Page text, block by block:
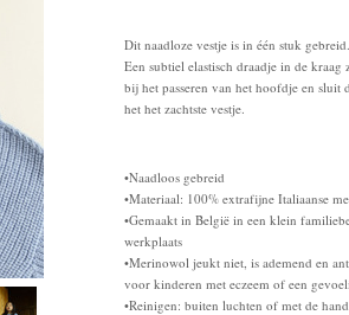
Dit naadloze vestje is in één stuk
Een subtiel elastisch draadje in de
bij het passeren van het hoofdje en sluit
het het zachtste vestje.
•Naadloos gebreid
•Materiaal: 100% extrafijne Italiaanse
•Gemaakt in België in een klein
werkplaats
•Merinowol jeukt niet, is ademend en
voor kinderen met eczeem of een
•Reinigen: buiten luchten of met de